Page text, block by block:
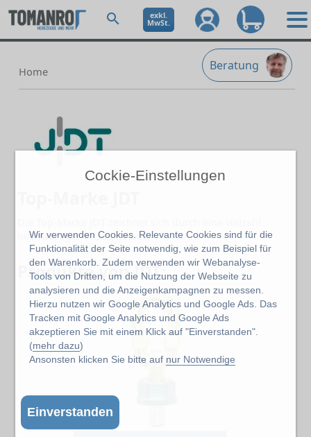
Cockie-Einstellungen
Wir verwenden Cookies. Relevante Cookies sind für die
Funktionalität der Seite notwendig, wie zum Beispiel für
den Warenkorb. Zudem verwenden wir Webanalyse-
Tools von Dritten, um die Nutzung der Webseite zu
analysieren und die Anzeigenkampagnen zu messen.
Hierzu nutzen wir Google Analytics und Google Ads. Das
Tracken mit Google Analytics und Google Ads
akzeptieren Sie mit einem Klick auf "Einverstanden".
(mehr dazu)
Ansonsten klicken Sie bitte auf nur Notwendige
Einverstanden
exkl.
MwSt.
Beratung
Home
hochwertiger Produkte aus.
Produkte von JDT: